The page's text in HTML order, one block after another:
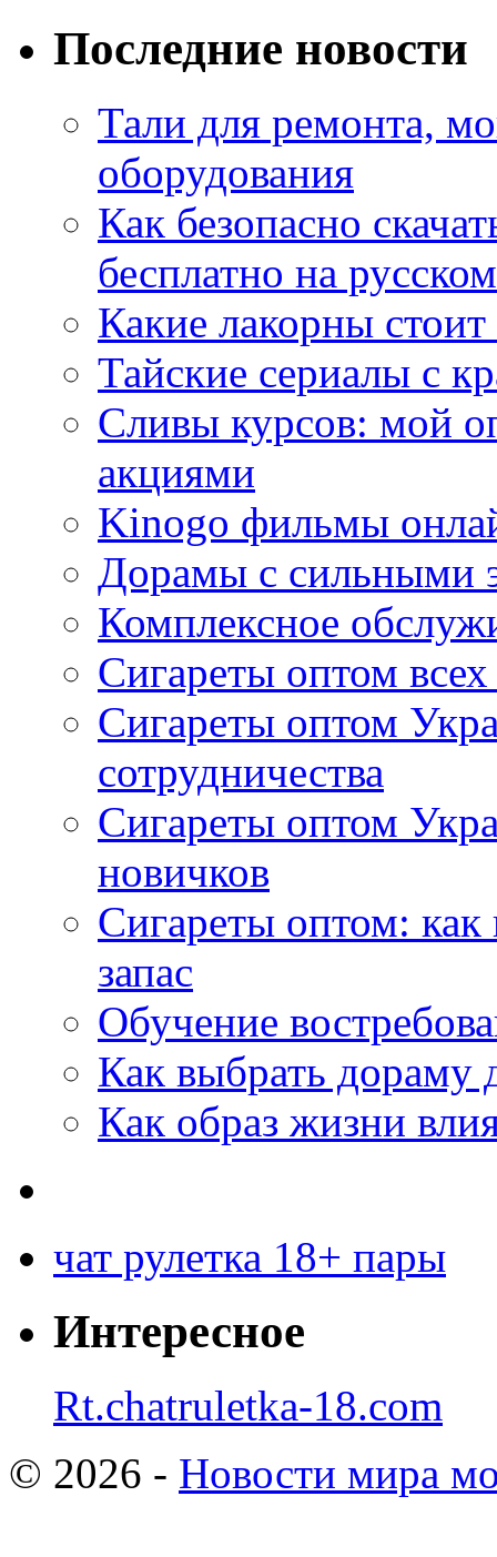
Последние новости
Тали для ремонта,
оборудования
Как безопасно
бесплатно на
Какие лакорны
Тайские сериалы с
Сливы курсов: мой
акциями
Kinogo фильмы
Дорамы с сильными
Комплексное
Сигареты оптом
Сигареты оптом
сотрудничества
Сигареты оптом
новичков
Сигареты оптом:
запас
Обучение
Как выбрать дораму
Как образ жизни
чат рулетка 18+ пары
Интересное
Rt.chatruletka-18.com
© 2026 - Новости мира